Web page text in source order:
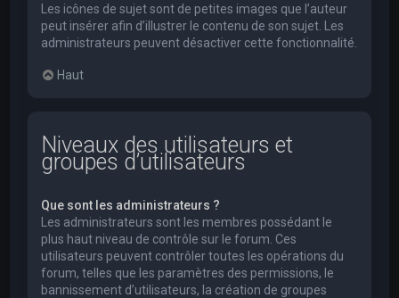
Les icônes de sujet sont de petites images que l’auteur
peut insérer afin d’illustrer le contenu de son sujet. Les
administrateurs peuvent désactiver cette fonctionnalité.
Haut
Niveaux des utilisateurs et
groupes d’utilisateurs
Que sont les administrateurs ?
Les administrateurs sont les membres possédant le
plus haut niveau de contrôle sur le forum. Ces
utilisateurs peuvent contrôler toutes les opérations du
forum, telles que les paramètres des permissions, le
bannissement d’utilisateurs, la création de groupes